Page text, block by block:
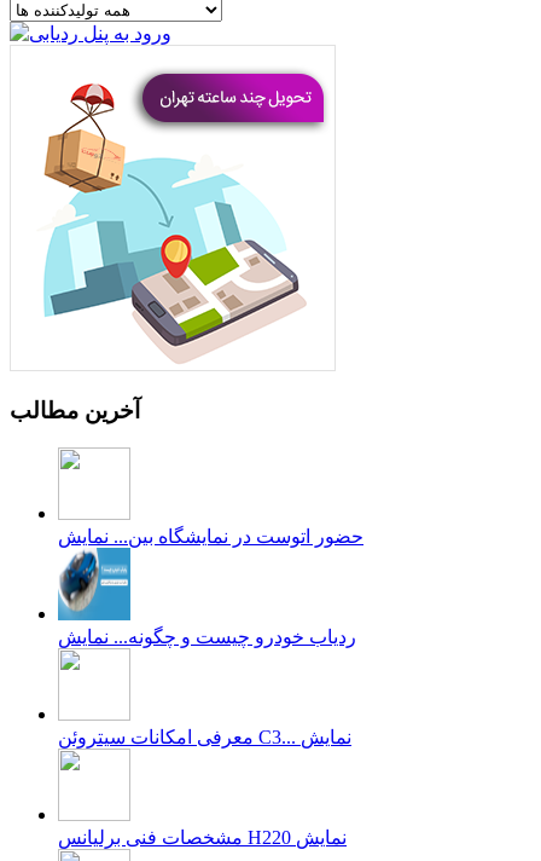
آخرین مطالب
حضور اتوست در نمایشگاه بین... نمایش
ردیاب خودرو چیست و چگونه... نمایش
معرفی امکانات سیتروئن C3... نمایش
مشخصات فنی برلیانس H220 نمایش